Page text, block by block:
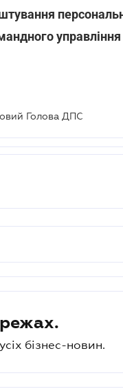
Голова ДПС
бізнес-новин.